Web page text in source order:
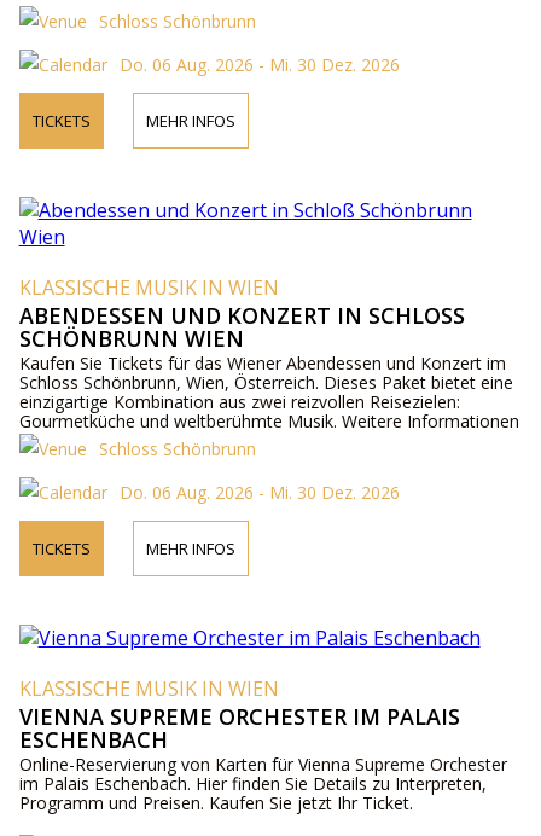
zu Künstlern, Programm und Preisen online und telefonisch.
Schloss Schönbrunn
Do. 06 Aug. 2026 - Mi. 30 Dez. 2026
TICKETS MEHR INFOS
KLASSISCHE MUSIK IN WIEN
ABENDESSEN UND KONZERT IN SCHLOSS S
CHÖNBRUNN WIEN
Kaufen Sie Tickets für das Wiener Abendessen und Konzert im
Schloss Schönbrunn, Wien, Österreich. Dieses Paket bietet eine
einzigartige Kombination aus zwei reizvollen Reisezielen:
Gourmetküche und weltberühmte Musik. Weitere Informationen
zu Künstlern, Programm und Preisen online und telefonisch.
Schloss Schönbrunn
Do. 06 Aug. 2026 - Mi. 30 Dez. 2026
TICKETS MEHR INFOS
KLASSISCHE MUSIK IN WIEN
VIENNA SUPREME ORCHESTER IM PALAIS
ESCHENBACH
Online-Reservierung von Karten für Vienna Supreme Orchester
im Palais Eschenbach. Hier finden Sie Details zu Interpreten,
Programm und Preisen. Kaufen Sie jetzt Ihr Ticket.